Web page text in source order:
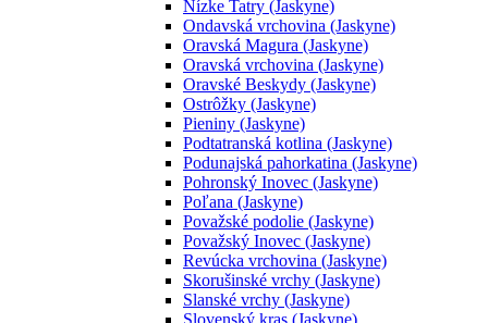
Nízke Tatry (Jaskyne)
Ondavská vrchovina (Jaskyne)
Oravská Magura (Jaskyne)
Oravská vrchovina (Jaskyne)
Oravské Beskydy (Jaskyne)
Ostrôžky (Jaskyne)
Pieniny (Jaskyne)
Podtatranská kotlina (Jaskyne)
Podunajská pahorkatina (Jaskyne)
Pohronský Inovec (Jaskyne)
Poľana (Jaskyne)
Považské podolie (Jaskyne)
Považský Inovec (Jaskyne)
Revúcka vrchovina (Jaskyne)
Skorušinské vrchy (Jaskyne)
Slanské vrchy (Jaskyne)
Slovenský kras (Jaskyne)